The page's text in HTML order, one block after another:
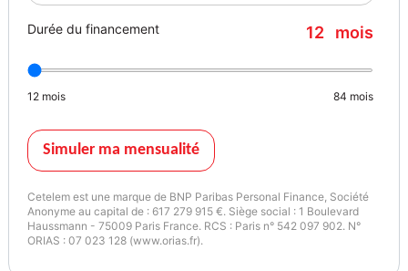
Durée du financement 12 mois
12 mois 84 mois
Simuler ma mensualité
Cetelem est une marque de BNP Paribas Personal Finance, Société
Anonyme au capital de : 617 279 915 €. Siège social : 1 Boulevard
Haussmann - 75009 Paris France. RCS : Paris n° 542 097 902. N°
ORIAS : 07 023 128 (www.orias.fr).